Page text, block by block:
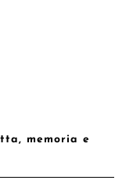
memoria e